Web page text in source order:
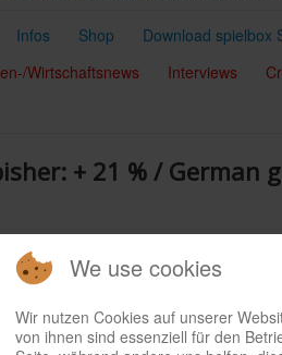
Infos Shop Download spielbox
Wirtschaftsnews Interviews
+ 21 % / German
bisherigen Jahresverlauf
Deutschen Verband der
gesamte deutsche
We use cookies
Wir nutzen Cookies auf unserer
von ihnen sind essenziell für den